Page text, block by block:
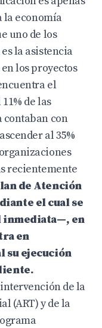
la economía
uno de los
la asistencia
los proyectos
el
de las
con
al 35%
recientemente
de Atención
el cual se
en
en
su ejecución
de la
(ART) y de la